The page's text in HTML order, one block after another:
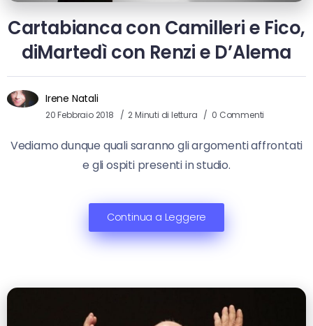
Cartabianca con Camilleri e Fico,
diMartedì con Renzi e D’Alema
Irene Natali
20 Febbraio 2018 2 Minuti di lettura 0 Commenti
Vediamo dunque quali saranno gli argomenti affrontati
e gli ospiti presenti in studio.
Continua a Leggere